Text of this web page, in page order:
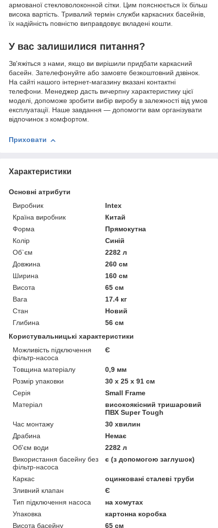
армованої стекловолоконной сітки. Цим пояснюється їх більш
висока вартість. Тривалий термін служби каркасних басейнів,
їх надійність повністю виправдовує вкладені кошти.
У вас залишилися питання?
Зв'яжіться з нами, якщо ви вирішили придбати каркасний
басейн. Зателефонуйте або замовте безкоштовний дзвінок.
На сайті нашого інтернет-магазину вказані контактні
телефони. Менеджер дасть вичерпну характеристику цієї
моделі, допоможе зробити вибір виробу в залежності від умов
експлуатації. Наше завдання — допомогти вам організувати
відпочинок з комфортом.
Приховати
Характеристики
Основні атрибути
Виробник
Intex
Країна виробник
Китай
Форма
Прямокутна
Колір
Синій
Об`єм
2282 л
Довжина
260 см
Ширина
160 см
Висота
65 см
Вага
17.4 кг
Стан
Новий
Глибина
56 см
Користувальницькі характеристики
Можливість підключення
фільтр-насоса
Є
Товщина матеріалу
0,9 мм
Розмір упаковки
30 х 25 х 91 см
Серія
Small Frame
Матеріал
високоякісний тришаровий
ПВХ Super Tough
Час монтажу
30 хвилин
Драбина
Немає
Об'єм води
2282 л
Використання басейну без
фільтр-насоса
є (з допомогою заглушок)
Каркас
оцинковані сталеві труби
Зливний клапан
Є
Тип підключення насоса
на хомутах
Упаковка
картонна коробка
Висота басейну
65 см